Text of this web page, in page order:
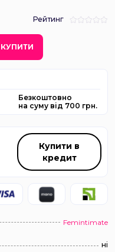
Рейтинг
КУПИТИ
Безкоштовно
на суму від 700 грн.
Купити в
кредит
Femintimate
ні